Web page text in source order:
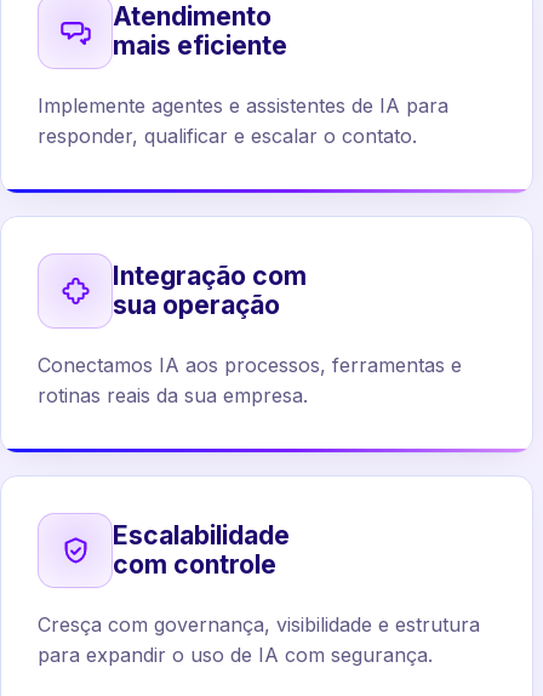
Atendimento
mais eficiente
Implemente agentes e assistentes de IA para
responder, qualificar e escalar o contato.
Integração com
sua operação
Conectamos IA aos processos, ferramentas e
rotinas reais da sua empresa.
Escalabilidade
com controle
Cresça com governança, visibilidade e estrutura
para expandir o uso de IA com segurança.